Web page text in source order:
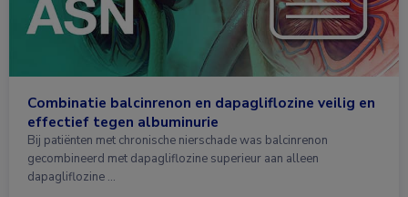
Combinatie balcinrenon en dapagliflozine veilig en
effectief tegen albuminurie
Bij patiënten met chronische nierschade was balcinrenon
gecombineerd met dapagliflozine superieur aan alleen
dapagliflozine …